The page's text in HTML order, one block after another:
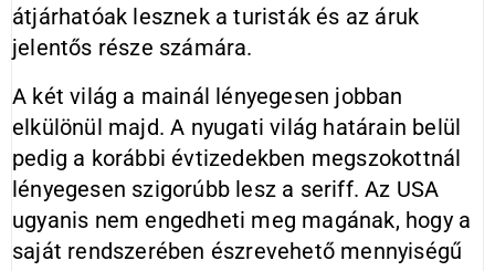
átjárhatóak lesznek a turisták és az áruk
jelentős része számára.
A két világ a mainál lényegesen jobban
elkülönül majd. A nyugati világ határain belül
pedig a korábbi évtizedekben megszokottnál
lényegesen szigorúbb lesz a seriff. Az USA
ugyanis nem engedheti meg magának, hogy a
saját rendszerében észrevehető mennyiségű